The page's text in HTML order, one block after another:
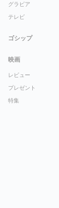
グラビア
テレビ
ゴシップ
映画
レビュー
プレゼント
特集